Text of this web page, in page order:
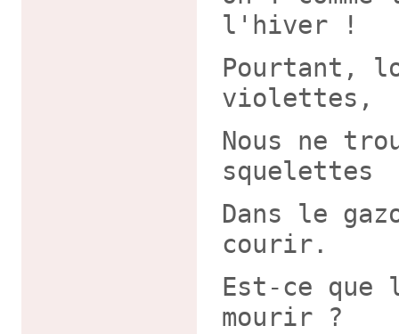
l'hiver !
Pourtant,
violettes,
Nous ne
squelettes
Dans le
courir.
Est-ce que
mourir ?